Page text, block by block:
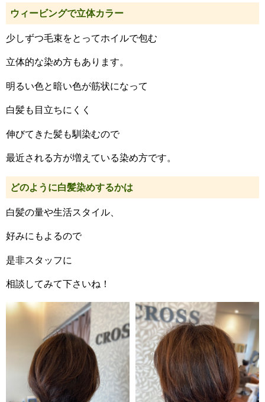
ウィービングで立体カラー
少しずつ毛束をとってホイルで包む
立体的な染め方もあります。
明るい色と暗い色が筋状になって
白髪も目立ちにくく
伸びてきた髪も馴染むので
最近される方が増えている染め方です。
どのように白髪染めするかは
白髪の量や生活スタイル、
好みにもよるので
是非スタッフに
相談してみて下さいね！